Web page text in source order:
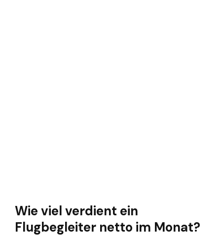
Wie viel verdient ein
Flugbegleiter netto im Monat?